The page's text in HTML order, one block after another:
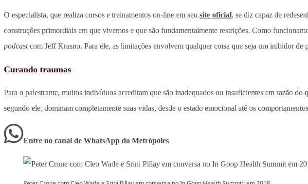
O especialista, que realiza cursos e treinamentos on-line em seu site oficial, se diz capaz de
construções primordiais em que vivemos e que são fundamentalmente restrições. Como
podcastcom Jeff Krasno. Para ele, as limitações envolvem qualquer coisa que seja um inibidor de
Curando traumas
Para o palestrante, muitos indivíduos acreditam que são inadequados ou insuficientes em razão
segundo ele, dominam completamente suas vidas, desde o estado emocional até os
Entre no canal de WhatsApp do Metrópoles